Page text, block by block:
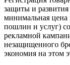
защиты и
минимальная цена
пошлин и услуг)
рекламной
незащищенного
экономия на этом